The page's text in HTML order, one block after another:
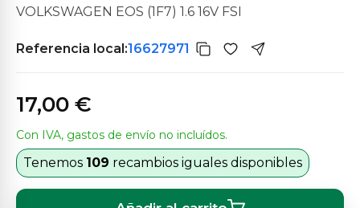
VOLKSWAGEN EOS (1F7) 1.6 16V FSI
Referencia local:16627971
17,00 €
Con IVA, gastos de envío no incluídos.
Tenemos 109 recambios iguales disponibles